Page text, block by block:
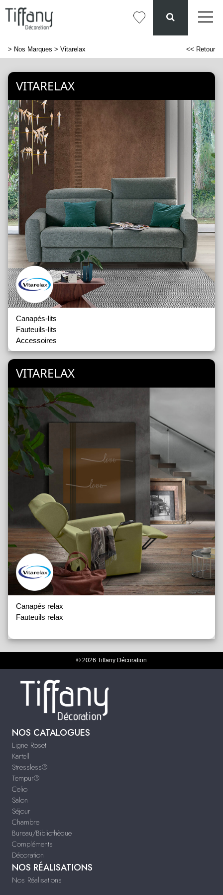
> Nos Marques > Vitarelax << Retour
VITARELAX
Canapés-lits
Fauteuils-lits
Accessoires
VITARELAX
Canapés relax
Fauteuils relax
© 2026 Tiffany Décoration
NOS CATALOGUES
Ligne Roset
Kartell
Stressless®
Tempur®
Celio
Salon
Séjour
Chambre
Bureau/Bibliothèque
Compléments
Décoration
NOS RÉALISATIONS
Nos Réalisations